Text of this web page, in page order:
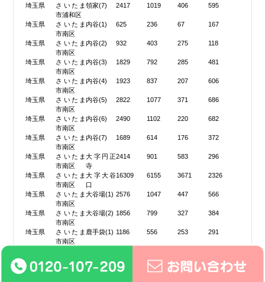
埼玉県
さいたま
市浦和区
領家(7) 2417 1019 406 595
埼玉県
さいたま
市南区
内谷(1) 625 236 67 167
埼玉県
さいたま
市南区
内谷(2) 932 403 275 118
埼玉県
さいたま
市南区
内谷(3) 1829 792 285 481
埼玉県
さいたま
市南区
内谷(4) 1923 837 207 606
埼玉県
さいたま
市南区
内谷(5) 2822 1077 371 686
埼玉県
さいたま
市南区
内谷(6) 2490 1102 220 682
埼玉県
さいたま
市南区
内谷(7) 1689 614 176 372
埼玉県
さいたま
市南区
大字円正
寺
2414 901 583 296
埼玉県
さいたま
市南区
大字大谷
口
16309 6155 3671 2326
埼玉県
さいたま
市南区
大谷場(1) 2576 1047 447 566
埼玉県
さいたま
市南区
大谷場(2) 1856 799 327 384
埼玉県
さいたま
市南区
鹿手袋(1) 1186 556 253 291
市南区
埼玉県
さいたま 鹿手袋(3) 1887 904 249 606